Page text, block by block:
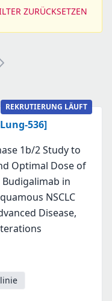
ZURÜCKSETZEN
REKRUTIERUNG LÄUFT
536]
1b/2 Study to
Optimal Dose of
in
NSCLC
Disease,